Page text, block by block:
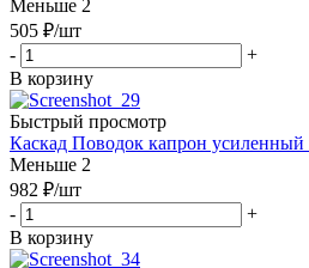
Меньше 2
505 ₽/шт
-
+
В корзину
Быстрый просмотр
Каскад Поводок капрон
Меньше 2
982 ₽/шт
-
+
В корзину